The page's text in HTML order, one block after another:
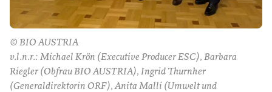
© BIO AUSTRIA
v.l.n.r.: Michael Krön (Executive Producer ESC), Barbara
Riegler (Obfrau BIO AUSTRIA), Ingrid Thurnher
(Generaldirektorin ORF), Anita Malli (Umwelt und